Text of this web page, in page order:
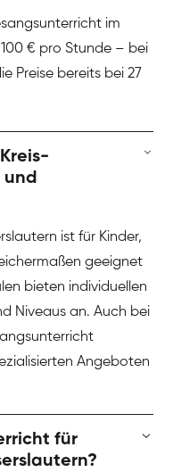
im
€ pro Stunde – bei
Preise bereits bei 27
und
ist für Kinder,
geeignet
bieten individuellen
Niveaus an. Auch bei
Angeboten
für